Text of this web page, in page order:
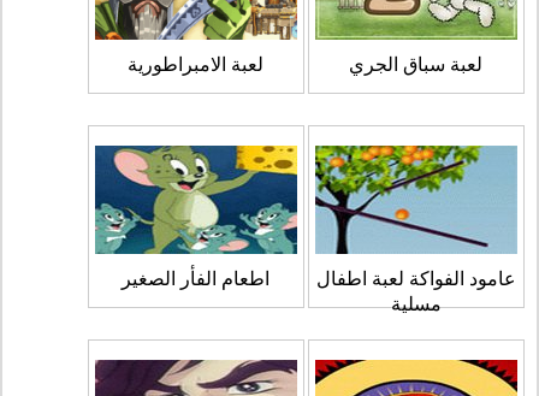
لعبة سباق الجري لعبة الامبراطورية
عامود الفواكة لعبة اطفال
مسلية
اطعام الفأر الصغير